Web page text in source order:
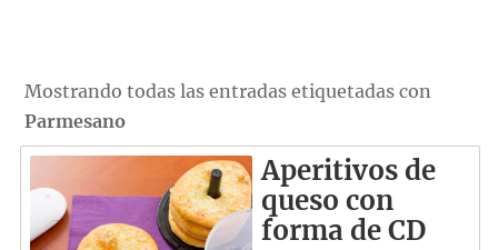
Mostrando todas las entradas etiquetadas con
Parmesano
Aperitivos de
queso con
forma de CD